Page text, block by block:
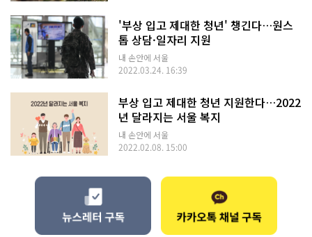
'부상 입고 제대한 청년' 챙긴다…원스
톱 상담·일자리 지원
내 손안에 서울
2022.03.24. 16:39
부상 입고 제대한 청년 지원한다…2022
년 달라지는 서울 복지
내 손안에 서울
2022.02.08. 15:00